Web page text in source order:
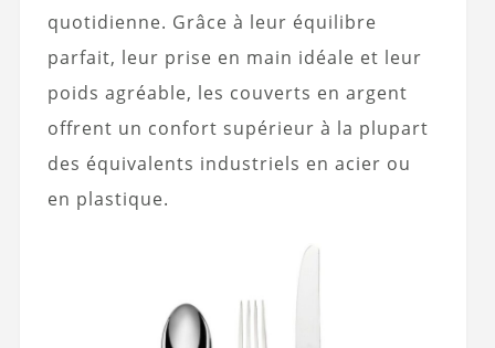
quotidienne. Grâce à leur équilibre
parfait, leur prise en main idéale et leur
poids agréable, les couverts en argent
offrent un confort supérieur à la plupart
des équivalents industriels en acier ou
en plastique.